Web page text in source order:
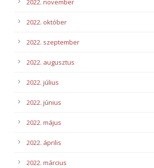
2022. november
2022. október
2022. szeptember
2022. augusztus
2022. július
2022. június
2022. május
2022. április
2022. március